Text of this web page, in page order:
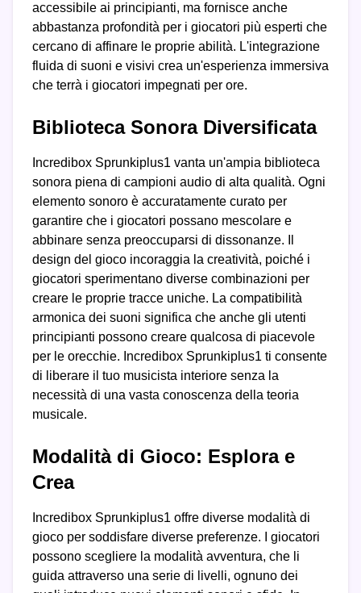
accessibile ai principianti, ma fornisce anche
abbastanza profondità per i giocatori più esperti che
cercano di affinare le proprie abilità. L'integrazione
fluida di suoni e visivi crea un'esperienza immersiva
che terrà i giocatori impegnati per ore.
Biblioteca Sonora Diversificata
Incredibox Sprunkiplus1 vanta un'ampia biblioteca
sonora piena di campioni audio di alta qualità. Ogni
elemento sonoro è accuratamente curato per
garantire che i giocatori possano mescolare e
abbinare senza preoccuparsi di dissonanze. Il
design del gioco incoraggia la creatività, poiché i
giocatori sperimentano diverse combinazioni per
creare le proprie tracce uniche. La compatibilità
armonica dei suoni significa che anche gli utenti
principianti possono creare qualcosa di piacevole
per le orecchie. Incredibox Sprunkiplus1 ti consente
di liberare il tuo musicista interiore senza la
necessità di una vasta conoscenza della teoria
musicale.
Modalità di Gioco: Esplora e
Crea
Incredibox Sprunkiplus1 offre diverse modalità di
gioco per soddisfare diverse preferenze. I giocatori
possono scegliere la modalità avventura, che li
guida attraverso una serie di livelli, ognuno dei